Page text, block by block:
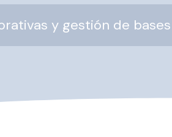
y gestión de